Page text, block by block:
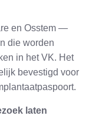
en Osstem —
die worden
in het VK. Het
bevestigd voor
laten